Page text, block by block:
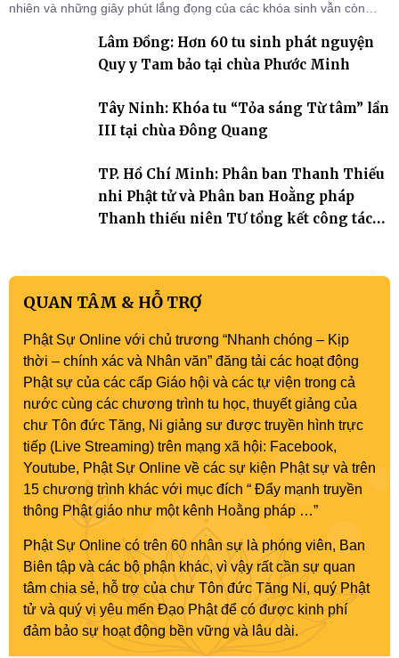
nhiên và những giây phút lắng đọng của các khóa sinh vẫn còn
Tháp). Những tuần tu học ngắn ngủi nhưng đã trở thành hành
trang quý báu, gieo những hạt giống thiện l
Lâm Đồng: Hơn 60 tu sinh phát nguyện
Quy y Tam bảo tại chùa Phước Minh
Tây Ninh: Khóa tu “Tỏa sáng Từ tâm” lần
III tại chùa Đông Quang
TP. Hồ Chí Minh: Phân ban Thanh Thiếu
nhi Phật tử và Phân ban Hoằng pháp
Thanh thiếu niên TƯ tổng kết công tác
QUAN TÂM & HỖ TRỢ
Phật Sự Online với chủ trương “Nhanh chóng – Kịp
thời – chính xác và Nhân văn” đăng tải các hoạt động
Phật sự của các cấp Giáo hội và các tự viện trong cả
nước cùng các chương trình tu học, thuyết giảng của
chư Tôn đức Tăng, Ni giảng sư được truyền hình trực
tiếp (Live Streaming) trên mạng xã hội: Facebook,
Youtube, Phật Sự Online về các sự kiện Phật sự và trên
15 chương trình khác với mục đích “ Đẩy mạnh truyền
thông Phật giáo như một kênh Hoằng pháp …”
Phật Sự Online có trên 60 nhân sự là phóng viên, Ban
Biên tập và các bộ phận khác, vì vậy rất cần sự quan
tâm chia sẻ, hỗ trợ của chư Tôn đức Tăng Ni, quý Phật
tử và quý vị yêu mến Đạo Phật để có được kinh phí
đảm bảo sự hoạt động bền vững và lâu dài.